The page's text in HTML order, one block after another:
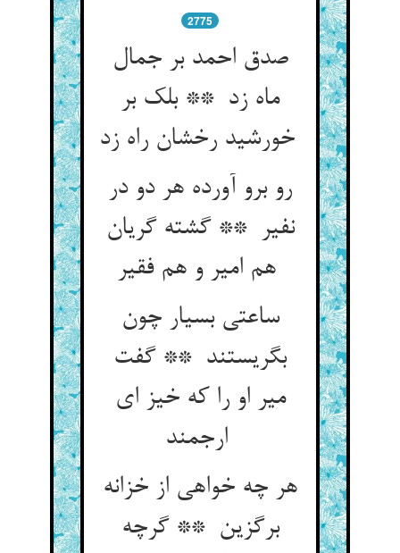
2775
صدق احمد بر جمال
ماه زد ** بلک بر
خورشید رخشان راه زد
رو برو آورده هر دو در
نفیر ** گشته گریان
ساعتی بسیار چون
بگریستند ** گفت
میر او را که خیز ای
هر چه خواهی از خزانه
برگزین ** گرچه